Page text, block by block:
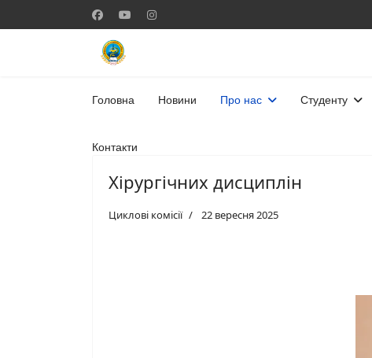
Головна Новини Про нас Студенту
Контакти
Хірургічних дисциплін
Циклові комісії 22 вересня 2025